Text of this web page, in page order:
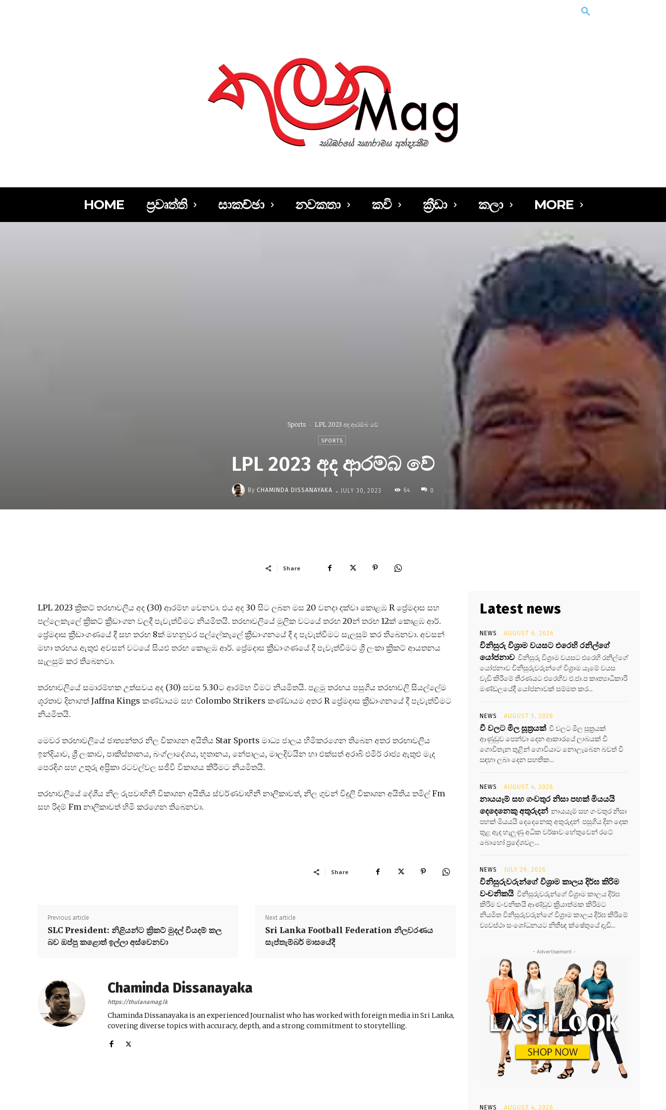
HOME ප්‍රවෘත්ති සාකච්ඡා නවකතා කවි ක්‍රීඩා කලා MORE
Sports LPL 2023 අද ආරම්බ වේ
SPORTS
LPL 2023 අද ආරම්බ වේ
By CHAMINDA DISSANAYAKA - JULY 30, 2023 64 0
Share
LPL 2023 ක්‍රිකට් තරඟාවලිය අද (30) ආරම්භ වෙනවා. එය අද 30 සිට ලබන මස 20 වනදා දක්වා කොළඹ R ප්‍රේමදාස සහ
පල්ලෙකැලේ ක්‍රිකට් ක්‍රීඩාංගන වලදී පැවැත්වීමට නියමිතයි. තරඟාවලියේ මුලික වටයේ තරඟ 20න් තරඟ 12ක් කොළඹ ආර්.
ප්‍රේමදාස ක්‍රීඩාංගණයේ දී සහ තරඟ 8ක් මහනුවර පල්ලේකැලේ ක්‍රීඩාංගනයේ දී ද පැවැත්වීමට සැලසුම් කර තිබෙනවා. අවසන්
මහා තරඟය ඇතුළු අවසන් වටයේ සියළු තරඟ කොළඹ ආර්. ප්‍රේමදාස ක්‍රීඩාංගණයේ දී පැවැත්වීමට ශ්‍රී ලංකා ක්‍රිකට් ආයතනය
සැලසුම් කර තිබෙනවා.
තරඟාවලියේ සමාරම්භක උත්සවය අද (30) සවස 5.30ට ආරම්භ වීමට නියමිතයි. පළමු තරඟය පසුගිය තරඟාවලි සියල්ලේම
ශූරතාව දිනාගත් Jaffna Kings කණ්ඩායම සහ Colombo Strikers කණ්ඩායම අතර R ප්‍රේමදාස ක්‍රීඩාංගනයේ දී පැවැත්වීමට
නියමිතයි.
මෙවර තරඟාවලියේ ජාත්‍යන්තර නිල විකාශන අයිතිය Star Sports මාධ්‍ය ජාලය හිමිකරගෙන තිබෙන අතර තරඟාවලිය
ඉන්දියාව, ශ්‍රී ලංකාව, පාකිස්තානය, බංග්ලාදේශය, භූතානය, නේපාලය, මාලදිවයින හා එක්සත් අරාබි එමීර් රාජ්‍ය ඇතුළු මැද
පෙරදිග සහ උතුරු අප්‍රිකා රටවල්වල සජීවී විකාශය කිරීමට නියමිතයි.
තරඟාවලියේ දේශීය නිල රුපවාහිනී විකාශන අයිතිය ස්වර්ණවාහිනී නාලිකාවත්, නිල ගුවන් විදුලි විකාශන අයිතිය තමිල් Fm
සහ රිදම් Fm නාලිකාවත් හිමි කරගෙන තිබෙනවා.
Share
Previous article
SLC President: නිළියන්ට ක්‍රිකට් මුදල් වියදම් කල
බව ඔප්පු කළොත් ඉල්ලා අස්වෙනවා
Next article
Sri Lanka Football Federation නිලවරණය
සැප්තැම්බර් මාසයේදී
Chaminda Dissanayaka
https://thulanamag.lk
Chaminda Dissanayaka is an experienced Journalist who has worked with foreign media in Sri Lanka,
covering diverse topics with accuracy, depth, and a strong commitment to storytelling.
Latest news
NEWS AUGUST 6, 2026
විනිසුරු විශ්‍රාම වයසට එරෙහි රනිල්ගේ
යෝජනාව විනිසුරු විශ්‍රාම වයසට එරෙහි රනිල්ගේ
යෝජනාව විනිසුරුවරුන්ගේ විශ්‍රාම යෑමේ වයස
වැඩි කිරීමේ තීරණයට එරෙහිව එ.ජා.ප කෘත්‍යාධිකාරී
මණ්ඩලයේදී යෝජනාවක් සම්මත කර...
NEWS AUGUST 5, 2026
වී වලට මිල සූත්‍රයක් වී වලට මිල සූත්‍රයක්
ආණුඩුව පෙන්වා දෙන ආකාරයේ ලාබයක් වී
ගොවිතැන තුළින් ගොවියාට නොලැබෙන බවත් වී
සඳහා ලබා දෙන සහතික...
NEWS AUGUST 4, 2026
නායයෑම් සහ ගංවතුර නිසා පහක් මියයයි
දෙදෙනෙකු අතුරුදන් නායයෑම් සහ ගංවතුර නිසා
පහක් මියයයි දෙදෙනෙකු අතුරුදන් පසුගිය දින දෙක
තුළ ඇද හැලුණු අධික වර්ෂාව හේතුවෙන් රටේ
බොහෝ ප්‍රදේශවල...
NEWS JULY 29, 2026
විනිසුරුවරුන්ගේ විශ්‍රාම කාලය දිර්ඝ කිරිම
වංචනිකයි විනිසුරුවරුන්ගේ විශ්‍රාම කාලය දිර්ඝ
කිරිම වංචනිකයි ආණ්ඩුව ක්‍රියාත්මක කිරිමට
නියමිත විනිසුරුවරුන්ගේ විශ්‍රාම කාලය දිර්ඝ කිරිමේ
ව්‍යවස්ථා සංශෝධනයට නිතීඥ ක්ෂේතුයේ දැඩි...
- Advertisement -
NEWS AUGUST 4, 2026